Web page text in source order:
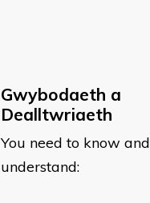
Gwybodaeth a
Dealltwriaeth
You need to know and
understand: